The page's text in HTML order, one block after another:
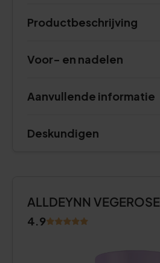
Productbeschrijving
Voor- en nadelen
Aanvullende informatie
Deskundigen
ALLDEYNN VEGEROSE
4.9